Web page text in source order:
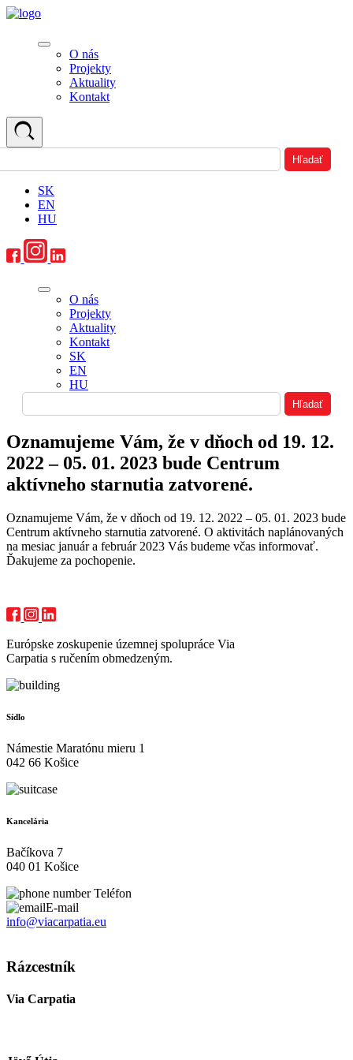
O nás
Projekty
Aktuality
Kontakt
SK
EN
HU
O nás
Projekty
Aktuality
Kontakt
SK
EN
HU
Oznamujeme Vám, že v dňoch od 19. 12.
2022 – 05. 01. 2023 bude Centrum
aktívneho starnutia zatvorené.
Oznamujeme Vám, že v dňoch od 19. 12. 2022 – 05. 01. 2023 bude
Centrum aktívneho starnutia zatvorené. O aktivitách naplánovaných
na mesiac január a február 2023 Vás budeme včas informovať.
Ďakujeme za pochopenie.
Európske zoskupenie územnej spolupráce Via
Carpatia s ručením obmedzeným.
Sídlo
Námestie Maratónu mieru 1
042 66 Košice
Kancelária
Bačíkova 7
040 01 Košice
Teléfon
E-mail
info@viacarpatia.eu
Rázcestník
Via Carpatia